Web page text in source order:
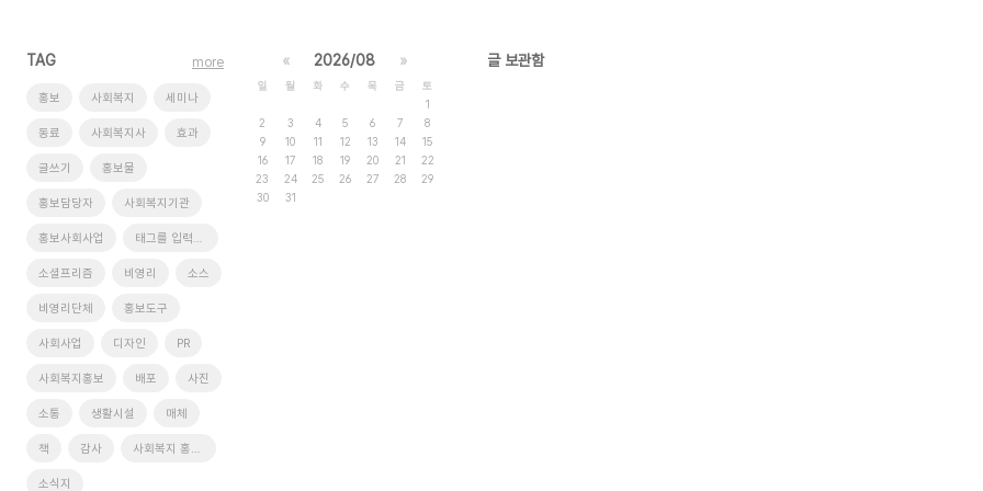
TAG
홍보 사회복지 세미나
동료 사회복지사 효과
글쓰기 홍보물
홍보담당자 사회복지기관
홍보사회사업 태그를 입력해 주세요.
소셜프리즘 비영리 소스
비영리단체 홍보도구
사회사업 디자인 PR
사회복지홍보 배포 사진
소통 생활시설 매체
책 감사 사회복지 홍보를 말하다
소식지
more « 2026/08 »
일 월 화 수 목 금
토
1
2
3 4 5 6 7
8
9
10 11 12 13 14
15
16
17 18 19 20 21
22
23
24 25 26 27 28
29
30
31
글 보관함